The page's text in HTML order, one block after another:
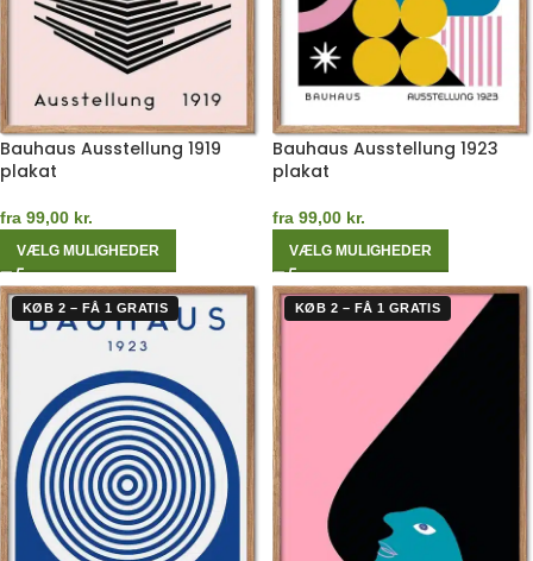
Bauhaus Ausstellung 1919
plakat
fra 99,00 kr.
VÆLG MULIGHEDER
Bauhaus Ausstellung 1923
plakat
fra 99,00 kr.
VÆLG MULIGHEDER
KØB 2 – FÅ 1 GRATIS KØB 2 – FÅ 1 GRATIS